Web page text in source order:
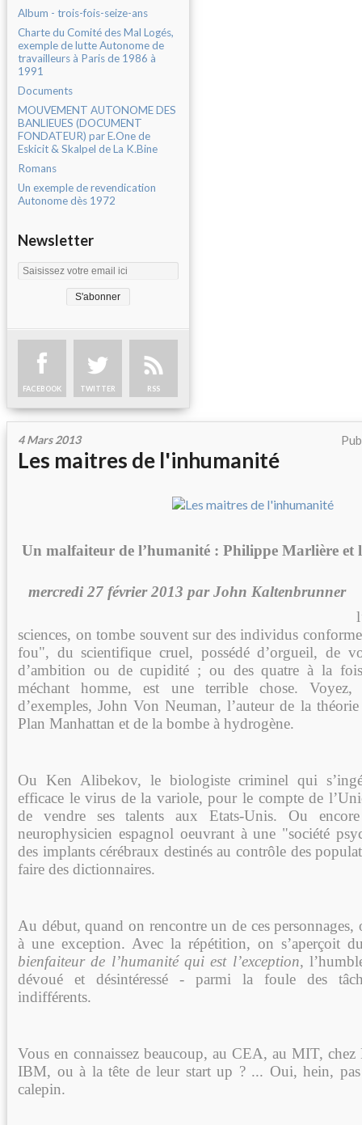
Album - trois-fois-seize-ans
Charte du Comité des Mal Logés,
exemple de lutte Autonome de
travailleurs à Paris de 1986 à
1991
Documents
MOUVEMENT AUTONOME DES
BANLIEUES (DOCUMENT
FONDATEUR) par E.One de
Eskicit & Skalpel de La K.Bine
Romans
Un exemple de revendication
Autonome dès 1972
Newsletter
FACEBOOK TWITTER RSS
4 Mars 2013
Les maitres de l'inhumanité
Un malfaiteur de l’humanité : Philippe Marlière et
mercredi 27 février 2013 par John Kaltenbrunner
sciences, on tombe souvent sur des individus
fou", du scientifique cruel, possédé d’orgueil, de
d’ambition ou de cupidité ; ou des quatre à la
méchant homme, est une terrible chose.
d’exemples, John Von Neuman, l’auteur de la
Plan Manhattan et de la bombe à hydrogène.
Ou Ken Alibekov, le biologiste criminel qui
efficace le virus de la variole, pour le compte de
de vendre ses talents aux Etats-Unis. Ou
neurophysicien espagnol oeuvrant à une "société
des implants cérébraux destinés au contrôle des
faire des dictionnaires.
Au début, quand on rencontre un de ces
à une exception. Avec la répétition, on s’aperçoit
bienfaiteur de l’humanité qui est l’exception,
dévoué et désintéressé - parmi la foule des
indifférents.
Vous en connaissez beaucoup, au CEA, au MIT,
IBM, ou à la tête de leur start up ? ... Oui, hein,
calepin.